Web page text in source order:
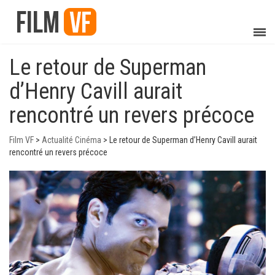
Le retour de Superman
d’Henry Cavill aurait
rencontré un revers précoce
Film VF > Actualité Cinéma >
Le retour de Superman d’Henry Cavill aurait
rencontré un revers précoce